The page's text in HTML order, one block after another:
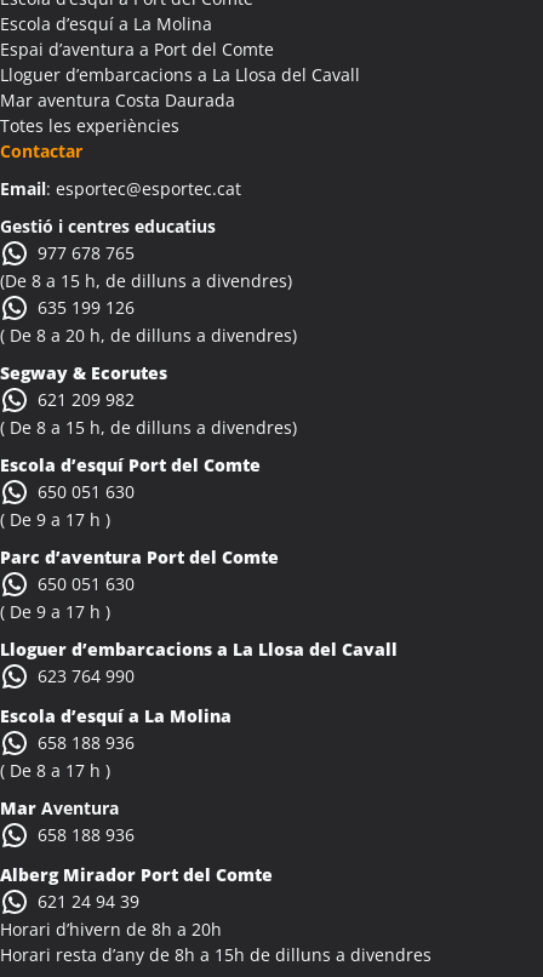
Escola d’esquí a La Molina
Espai d’aventura a Port del Comte
Lloguer d’embarcacions a La Llosa del Cavall
Mar aventura Costa Daurada
Totes les experiències
Contactar
Email: esportec@esportec.cat
Gestió i centres educatius
977 678 765
(De 8 a 15 h, de dilluns a divendres)
635 199 126
( De 8 a 20 h, de dilluns a divendres)
Segway & Ecorutes
621 209 982
( De 8 a 15 h, de dilluns a divendres)
Escola d’esquí Port del Comte
650 051 630
( De 9 a 17 h )
Parc d’aventura Port del Comte
650 051 630
( De 9 a 17 h )
Lloguer d’embarcacions a La Llosa del Cavall
623 764 990
Escola d’esquí a La Molina
658 188 936
( De 8 a 17 h )
Mar Aventura
658 188 936
Alberg Mirador Port del Comte
621 24 94 39
Horari d’hivern de 8h a 20h
Horari resta d’any de 8h a 15h de dilluns a divendres